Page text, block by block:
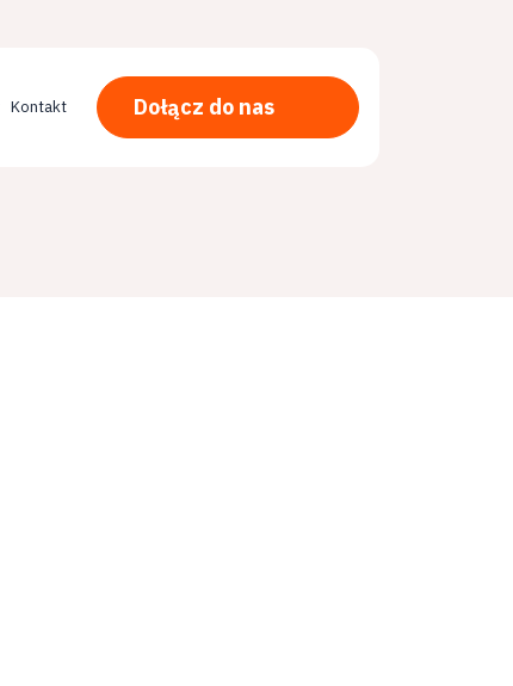
Kontakt Dołącz do nas